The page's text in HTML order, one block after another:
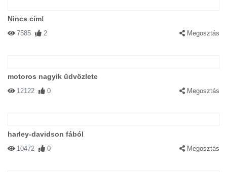
Nincs cím!
7585 2 Megosztás
motoros nagyik üdvözlete
12122 0 Megosztás
harley-davidson fából
10472 0 Megosztás